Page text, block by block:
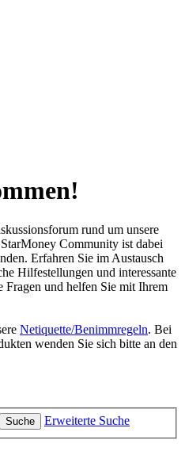
rund um unsere
Community ist dabei
Erfahren Sie im Austausch
Hilfestellungen und interessante
Fragen und helfen Sie mit Ihrem
Netiquette/Benimmregeln. Bei
wenden Sie sich bitte an den
Suche Erweiterte Suche